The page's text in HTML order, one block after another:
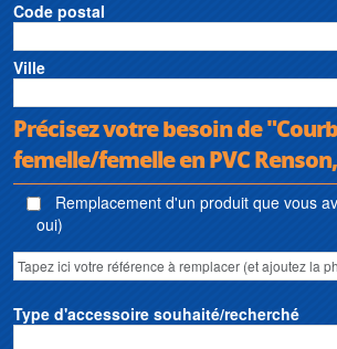
Code postal
Ville
Précisez votre besoin de
femelle/femelle en PVC
Remplacement d'un produit que vous
oui)
Type d'accessoire souhaité/recherché